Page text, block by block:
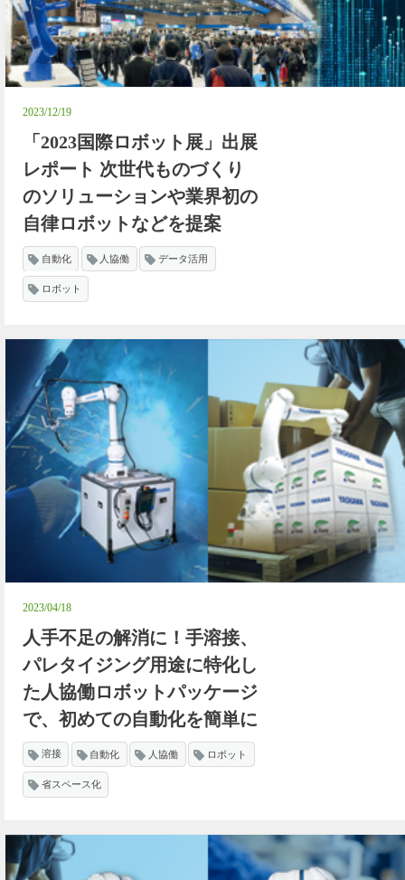
2023/12/19
「2023国際ロボット展」出展
レポート 次世代ものづくり
のソリューションや業界初の
自律ロボットなどを提案
自動化 人協働 データ活用
ロボット
2023/04/18
人手不足の解消に！手溶接、
パレタイジング用途に特化し
た人協働ロボットパッケージ
で、初めての自動化を簡単に
溶接 自動化 人協働 ロボット
省スペース化